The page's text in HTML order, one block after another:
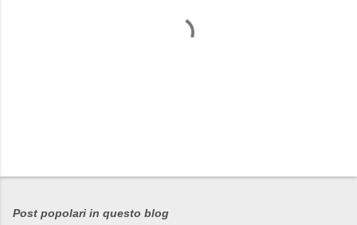
P
s
Post popolari in questo blog